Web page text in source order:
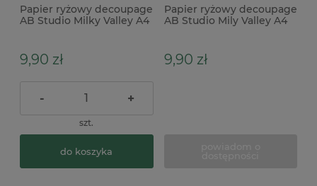
Papier ryżowy decoupage
AB Studio Milky Valley A4
9,90 zł
- +
szt.
do koszyka
Papier ryżowy decoupage
AB Studio Mily Valley A4
9,90 zł